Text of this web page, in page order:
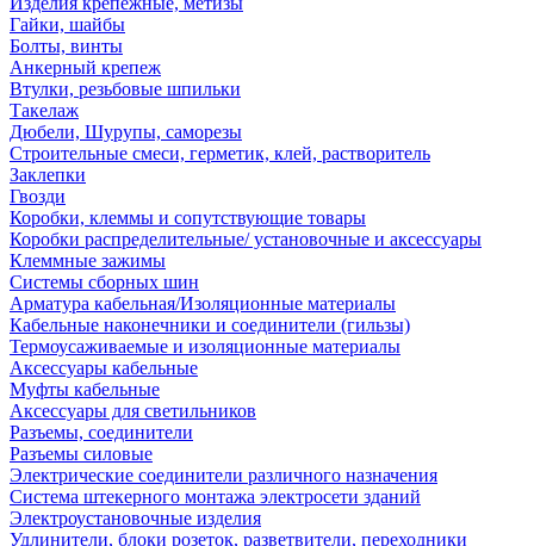
Гайки, шайбы
Болты, винты
Анкерный крепеж
Втулки, резьбовые шпильки
Такелаж
Дюбели, Шурупы, саморезы
Строительные смеси, герметик, клей, растворитель
Заклепки
Гвозди
Коробки, клеммы и сопутствующие товары
Коробки распределительные/ установочные и аксессуары
Клеммные зажимы
Системы сборных шин
Арматура кабельная/Изоляционные материалы
Кабельные наконечники и соединители (гильзы)
Термоусаживаемые и изоляционные материалы
Аксессуары кабельные
Муфты кабельные
Аксессуары для светильников
Разъемы, соединители
Разъемы силовые
Электрические соединители различного назначения
Система штекерного монтажа электросети зданий
Электроустановочные изделия
Удлинители, блоки розеток, разветвители, переходники